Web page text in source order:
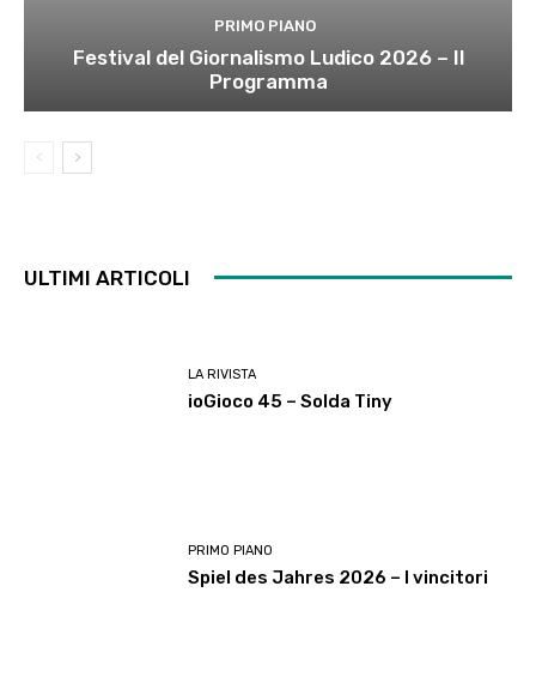
PRIMO PIANO
Festival del Giornalismo Ludico 2026 – Il
Programma
ULTIMI ARTICOLI
LA RIVISTA
ioGioco 45 – Solda Tiny
PRIMO PIANO
Spiel des Jahres 2026 – I vincitori